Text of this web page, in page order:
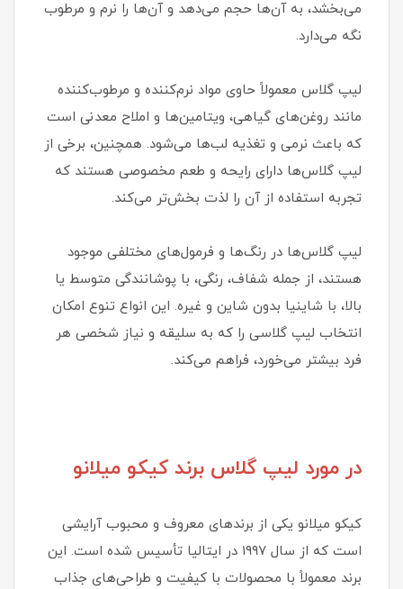
می‌بخشد، به آن‌ها حجم می‌دهد و آن‌ها را نرم و مرطوب
نگه می‌دارد.
لیپ گلاس معمولاً حاوی مواد نرم‌کننده و مرطوب‌کننده
مانند روغن‌های گیاهی، ویتامین‌ها و املاح معدنی است
که باعث نرمی و تغذیه لب‌ها می‌شود. همچنین، برخی از
لیپ گلاس‌ها دارای رایحه و طعم مخصوصی هستند که
تجربه استفاده از آن را لذت بخش‌تر می‌کند.
لیپ گلاس‌ها در رنگ‌ها و فرمول‌های مختلفی موجود
هستند، از جمله شفاف، رنگی، با پوشانندگی متوسط یا
بالا، با شاینیا بدون شاین و غیره. این انواع تنوع امکان
انتخاب لیپ گلاسی را که به سلیقه و نیاز شخصی هر
فرد بیشتر می‌خورد، فراهم می‌کند.
در مورد لیپ گلاس برند کیکو میلانو
کیکو میلانو یکی از برندهای معروف و محبوب آرایشی
است که از سال ۱۹۹۷ در ایتالیا تأسیس شده است. این
برند معمولاً با محصولات با کیفیت و طراحی‌های جذاب